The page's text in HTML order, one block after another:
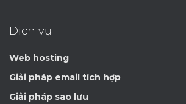
Dịch vụ
Web hosting
Giải pháp email tích hợp
Giải pháp sao lưu